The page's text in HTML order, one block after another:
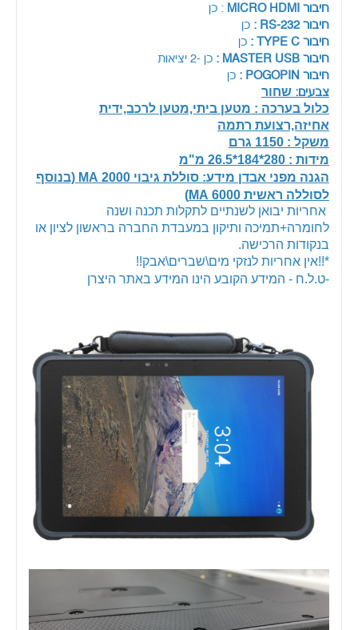
חיבור MICRO HDMI
: כן
חיבור RS-232 :
כן
חיבור TYPE C :
כן
חיבור MASTER USB :
כן -2 יציאות
חיבור POGOPIN :
כן
צבעים: שחור
כלול בערכה : מטען ביתי,מטען לרכב,ידית
אחיזה,רצועת רתמה
משקל : 1150 גרם
מידות : 280*184*26.5 מ"מ
הגנה מפני אבדן מידע: סוללת גיבוי 2000 MA (בנוסף
לסוללה ראשית 6000 MA)
אחריות יבואן לשנתיים לתקלות תכנה ושנה
לחומרה+תמיכה ותיקון במעבדת החברה בראשון לציון או
בנקודות הרכישה.
*!!אין אחריות לנזקי מים\שברים\אבק!!
-ט.ל.ח - המידע הקובע הינו המידע באתר היצרן